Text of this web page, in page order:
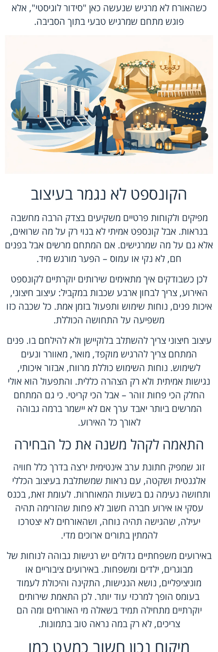
כשהאורח לא מרגיש שנעשה כאן "סידור לוגיסטי", אלא
פוגש מתחם שמרגיש טבעי בתוך הסביבה.
הקונספט לא נגמר בעיצוב
מפיקים ולקוחות פרטיים משקיעים בצדק הרבה מחשבה
בנראות. אבל קונספט אמיתי לא בנוי רק על מה שרואים,
אלא גם על מה שמרגישים. אם המתחם מרשים אבל בפנים
חם, לא נקי או עמוס – הפער מורגש מיד.
לכן כשבודקים איך מתאימים שירותים יוקרתיים לקונספט
האירוע, צריך לבחון ארבע שכבות במקביל: עיצוב חיצוני,
איכות פנים, נוחות שימוש ותפעול בזמן אמת. כל שכבה כזו
משפיעה על התחושה הכוללת.
עיצוב חיצוני צריך להשתלב בלוקיישן ולא להילחם בו. פנים
המתחם צריך להרגיש מוקפד, מואר, מאוורר ונעים
לשימוש. נוחות השימוש כוללת מרווח, אבזור איכותי,
נגישות אמיתית ולא רק הצהרה כללית. והתפעול הוא אולי
החלק הכי פחות זוהר – אבל הכי קריטי. כי גם המתחם
המרשים ביותר יאבד ערך אם לא יישמר ברמה גבוהה
לאורך כל האירוע.
התאמה לקהל משנה את כל הבחירה
זוג שמפיק חתונת ערב אינטימית ירצה בדרך כלל חוויה
אלגנטית ושקטה, עם נראות שמשתלבת בעיצוב הכללי
ותחושה נעימה גם בשעות המאוחרות. לעומת זאת, בכנס
עסקי או אירוע חברה חשוב לא פחות שהזרימה תהיה
יעילה, שהגישה תהיה נוחה, ושהאורחים לא יצטרכו
להמתין בתורים ארוכים מדי.
באירועים משפחתיים גדולים יש רגישות גבוהה לנוחות של
מבוגרים, ילדים ומשפחות. באירועים ציבוריים או
מוניציפליים, נושא הנגישות, התקינה והיכולת לעמוד
בעומס הופך למרכזי עוד יותר. לכן התאמת שירותים
יוקרתיים מתחילה תמיד בשאלה מי האורחים ומה הם
צריכים, לא רק במה נראה טוב בתמונות.
מיקום נכון חשוב כמעט כמו